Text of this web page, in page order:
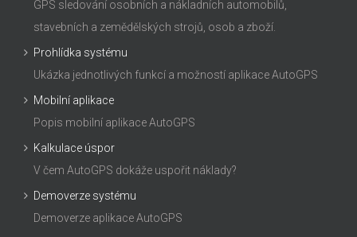
GPS sledování osobních a nákladních automobilů,
stavebních a zemědělských strojů, osob a zboží.
Prohlídka systému
Ukázka jednotlivých funkcí a možností aplikace AutoGPS
Mobilní aplikace
Popis mobilní aplikace AutoGPS
Kalkulace úspor
V čem AutoGPS dokáže uspořit náklady?
Demoverze systému
Demoverze aplikace AutoGPS